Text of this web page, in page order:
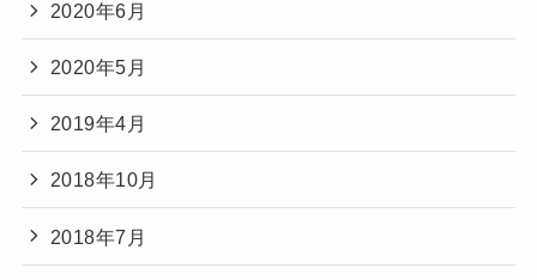
2020年6月
2020年5月
2019年4月
2018年10月
2018年7月